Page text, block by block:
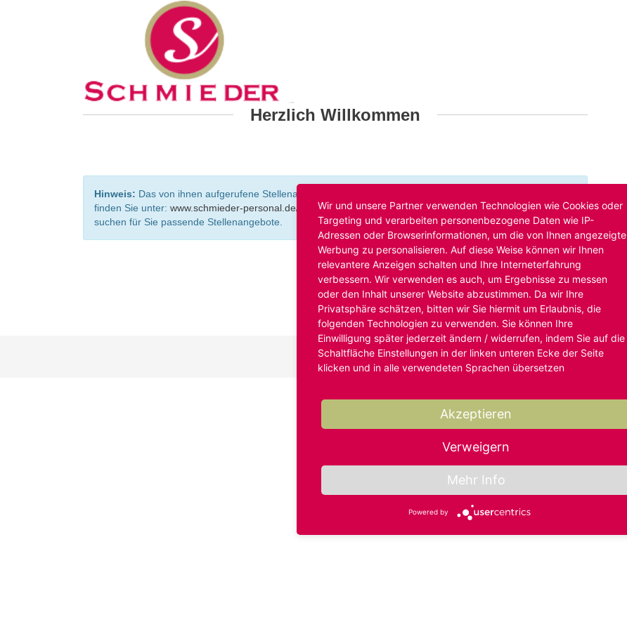
Herzlich Willkommen
Hinweis: Das von ihnen aufgerufene Stellenangebot ist bereits ausgelaufen. Alternative Stellenanzeigen
finden Sie unter: www.schmieder-personal.de/stellenangebote. Oder Sie bewerben sichinitiativund wir
suchen für Sie passende Stellenangebote.
Wir und unsere Partner verwenden Technologien wie Cookies oder
Targeting und verarbeiten personenbezogene Daten wie IP-
Adressen oder Browserinformationen, um die von Ihnen angezeigte
Werbung zu personalisieren. Auf diese Weise können wir Ihnen
relevantere Anzeigen schalten und Ihre Interneterfahrung
verbessern. Wir verwenden es auch, um Ergebnisse zu messen
oder den Inhalt unserer Website abzustimmen. Da wir Ihre
Privatsphäre schätzen, bitten wir Sie hiermit um Erlaubnis, die
folgenden Technologien zu verwenden. Sie können Ihre
Einwilligung später jederzeit ändern / widerrufen, indem Sie auf die
Schaltfläche Einstellungen in der linken unteren Ecke der Seite
klicken und in alle verwendeten Sprachen übersetzen
Akzeptieren
Verweigern
Mehr Info
Powered by